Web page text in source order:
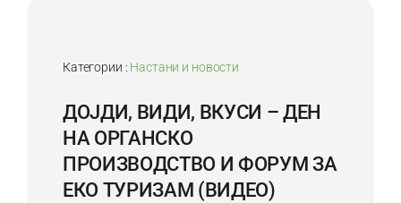
Категории : Настани и новости
ДОЈДИ, ВИДИ, ВКУСИ – ДЕН
НА ОРГАНСКО
ПРОИЗВОДСТВО И ФОРУМ ЗА
ЕКО ТУРИЗАМ (ВИДЕО)